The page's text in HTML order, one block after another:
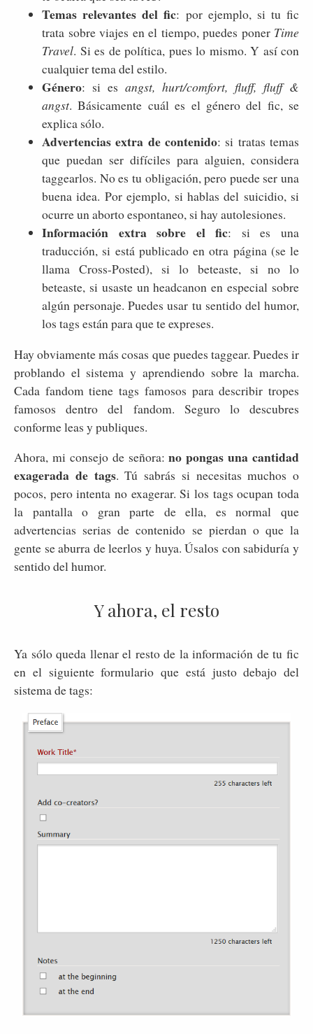
Temas relevantes del fic: por ejemplo, si tu fic
trata sobre viajes en el tiempo, puedes poner Time
Travel. Si es de política, pues lo mismo. Y así con
cualquier tema del estilo.
Género: si es angst, hurt/comfort, fluff, fluff &
angst. Básicamente cuál es el género del fic, se
explica sólo.
Advertencias extra de contenido: si tratas temas
que puedan ser difíciles para alguien, considera
taggearlos. No es tu obligación, pero puede ser una
buena idea. Por ejemplo, si hablas del suicidio, si
ocurre un aborto espontaneo, si hay autolesiones.
Información extra sobre el fic: si es una
traducción, si está publicado en otra página (se le
llama Cross-Posted), si lo beteaste, si no lo
beteaste, si usaste un headcanon en especial sobre
algún personaje. Puedes usar tu sentido del humor,
los tags están para que te expreses.
Hay obviamente más cosas que puedes taggear. Puedes ir
problando el sistema y aprendiendo sobre la marcha.
Cada fandom tiene tags famosos para describir tropes
famosos dentro del fandom. Seguro lo descubres
conforme leas y publiques.
Ahora, mi consejo de señora:no pongas una cantidad
exagerada de tags. Tú sabrás si necesitas muchos o
pocos, pero intenta no exagerar. Si los tags ocupan toda
la pantalla o gran parte de ella, es normal que
advertencias serias de contenido se pierdan o que la
gente se aburra de leerlos y huya. Úsalos con sabiduría y
sentido del humor.
Y ahora, el resto
Ya sólo queda llenar el resto de la información de tu fic
en el siguiente formulario que está justo debajo del
sistema de tags: